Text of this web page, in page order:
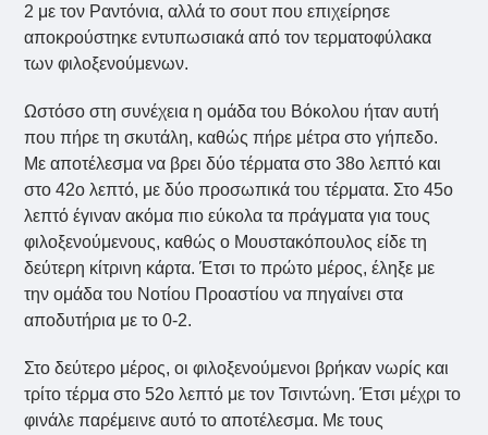
2 με τον Ραντόνια, αλλά το σουτ που επιχείρησε
αποκρούστηκε εντυπωσιακά από τον τερματοφύλακα
των φιλοξενούμενων.
Ωστόσο στη συνέχεια η ομάδα του Βόκολου ήταν αυτή
που πήρε τη σκυτάλη, καθώς πήρε μέτρα στο γήπεδο.
Με αποτέλεσμα να βρει δύο τέρματα στο 38ο λεπτό και
στο 42ο λεπτό, με δύο προσωπικά του τέρματα. Στο 45ο
λεπτό έγιναν ακόμα πιο εύκολα τα πράγματα για τους
φιλοξενούμενους, καθώς ο Μουστακόπουλος είδε τη
δεύτερη κίτρινη κάρτα. Έτσι το πρώτο μέρος, έληξε με
την ομάδα του Νοτίου Προαστίου να πηγαίνει στα
αποδυτήρια με το 0-2.
Στο δεύτερο μέρος, οι φιλοξενούμενοι βρήκαν νωρίς και
τρίτο τέρμα στο 52ο λεπτό με τον Τσιντώνη. Έτσι μέχρι το
φινάλε παρέμεινε αυτό το αποτέλεσμα. Με τους